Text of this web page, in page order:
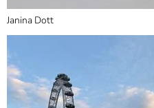
Janina Dott